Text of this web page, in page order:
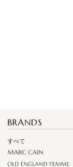
BRANDS
すべて